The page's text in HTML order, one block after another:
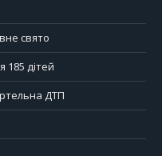
свято
дітей
ДТП